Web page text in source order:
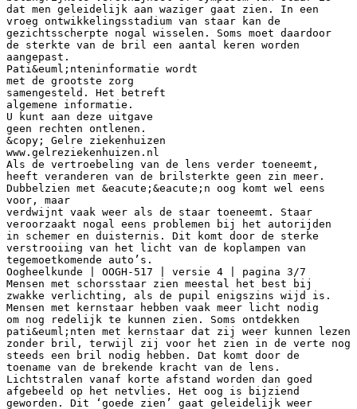
dat men geleidelijk aan waziger gaat zien. In een
vroeg ontwikkelingsstadium van staar kan de
gezichtsscherpte nogal wisselen. Soms moet daardoor
de sterkte van de bril een aantal keren worden
aangepast.
Pati&euml;nteninformatie wordt
met de grootste zorg
samengesteld. Het betreft
algemene informatie.
U kunt aan deze uitgave
geen rechten ontlenen.
&copy; Gelre ziekenhuizen
www.gelreziekenhuizen.nl
Als de vertroebeling van de lens verder toeneemt,
heeft veranderen van de brilsterkte geen zin meer.
Dubbelzien met &eacute;&eacute;n oog komt wel eens
voor, maar
verdwijnt vaak weer als de staar toeneemt. Staar
veroorzaakt nogal eens problemen bij het autorijden
in schemer en duisternis. Dit komt door de sterke
verstrooiing van het licht van de koplampen van
tegemoetkomende auto’s.
Oogheelkunde | OOGH-517 | versie 4 | pagina 3/7
Mensen met schorsstaar zien meestal het best bij
zwakke verlichting, als de pupil enigszins wijd is.
Mensen met kernstaar hebben vaak meer licht nodig
om nog redelijk te kunnen zien. Soms ontdekken
pati&euml;nten met kernstaar dat zij weer kunnen lezen
zonder bril, terwijl zij voor het zien in de verte nog
steeds een bril nodig hebben. Dat komt door de
toename van de brekende kracht van de lens.
Lichtstralen vanaf korte afstand worden dan goed
afgebeeld op het netvlies. Het oog is bijziend
geworden. Dit ‘goede zien’ gaat geleidelijk weer